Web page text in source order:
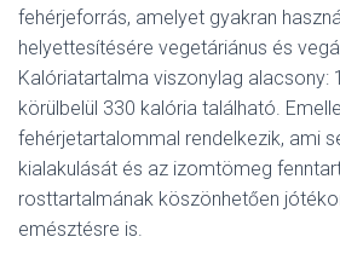
fehérjeforrás, amelyet gyakran
helyettesítésére vegetáriánus és
Kalóriatartalma viszonylag alacsony:
körülbelül 330 kalória található.
fehérjetartalommal rendelkezik, ami
kialakulását és az izomtömeg
rosttartalmának köszönhetően
emésztésre is.